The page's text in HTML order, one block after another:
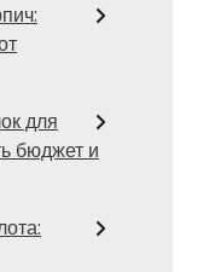
для
бюджет и